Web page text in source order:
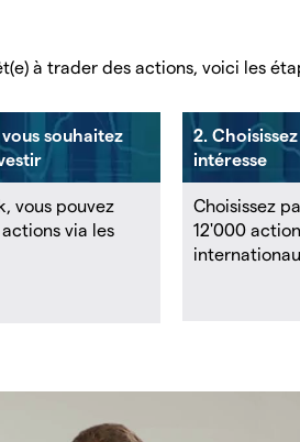
à trader des actions, voici les
souhaitez
vous pouvez
via les
2.
intéresse
Choisissez
12'000